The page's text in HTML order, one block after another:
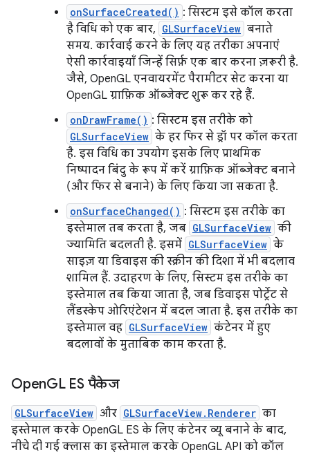
onSurfaceCreated() : सिस्टम इसे कॉल करता
है विधि को एक बार, GLSurfaceView बनाते
समय. कार्रवाई करने के लिए यह तरीका अपनाएं
ऐसी कार्रवाइयाँ जिन्हें सिर्फ़ एक बार करना ज़रूरी है.
जैसे, OpenGL एनवायरमेंट पैरामीटर सेट करना या
OpenGL ग्राफ़िक ऑब्जेक्ट शुरू कर रहे हैं.
onDrawFrame() : सिस्टम इस तरीके को
GLSurfaceView के हर फिर से ड्रॉ पर कॉल करता
है. इस विधि का उपयोग इसके लिए प्राथमिक
निष्पादन बिंदु के रूप में करें ग्राफ़िक ऑब्जेक्ट बनाने
(और फिर से बनाने) के लिए किया जा सकता है.
onSurfaceChanged() : सिस्टम इस तरीके का
इस्तेमाल तब करता है, जब GLSurfaceView की
ज्यामिति बदलती है. इसमें GLSurfaceView के
साइज़ या डिवाइस की स्क्रीन की दिशा में भी बदलाव
शामिल हैं. उदाहरण के लिए, सिस्टम इस तरीके का
इस्तेमाल तब किया जाता है, जब डिवाइस पोर्ट्रेट से
लैंडस्केप ओरिएंटेशन में बदल जाता है. इस तरीके का
इस्तेमाल वह GLSurfaceView कंटेनर में हुए
बदलावों के मुताबिक काम करता है.
OpenGL ES पैकेज
GLSurfaceView और GLSurfaceView.Renderer का
इस्तेमाल करके OpenGL ES के लिए कंटेनर व्यू बनाने के बाद,
नीचे दी गई क्लास का इस्तेमाल करके OpenGL API को कॉल